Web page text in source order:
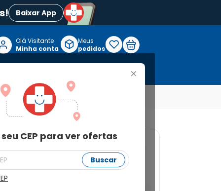
Baixar App
+
CEP para ver ofertas
Buscar
Olá Visitante
Minha conta
Meus
pedidos
30 Comprimidos